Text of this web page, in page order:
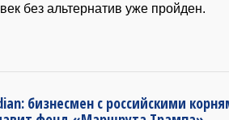
без альтернатив уже пройден.
бизнесмен с российскими